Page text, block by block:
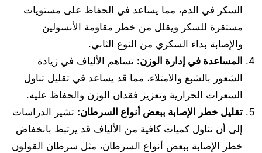
السكر في الدم، مما يساعد في الحفاظ على مستويات
مستقرة للسكر ويقلل من خطر مقاومة الأنسولين
والإصابة بداء السكري من النوع الثاني.
المساعدة في إدارة الوزن: تساهم الألياف في زيادة
الشعور بالشبع والامتلاء، مما قد يساعد في تقليل تناول
السعرات الحرارية وتعزيز فقدان الوزن والحفاظ عليه.
تقليل خطر الإصابة ببعض أنواع السرطان: تشير الدراسات
إلى أن تناول كميات كافية من الألياف قد يرتبط بانخفاض
خطر الإصابة ببعض أنواع السرطان، مثل سرطان القولون